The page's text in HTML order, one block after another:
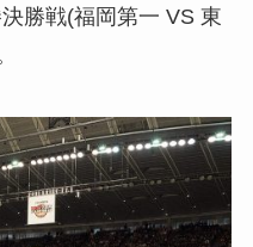
勝戦(福岡第一 VS 東